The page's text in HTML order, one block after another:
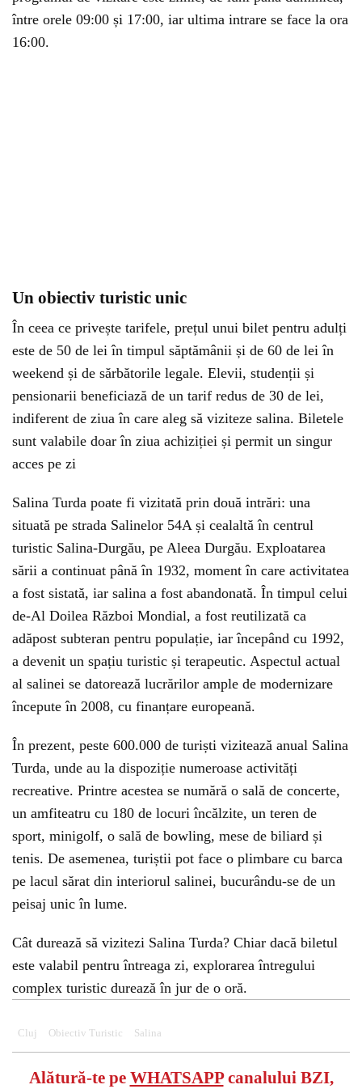
între orele 09:00 și 17:00, iar ultima intrare se face la ora
16:00.
Un obiectiv turistic unic
În ceea ce privește tarifele, prețul unui bilet pentru adulți
este de 50 de lei în timpul săptămânii și de 60 de lei în
weekend și de sărbătorile legale. Elevii, studenții și
pensionarii beneficiază de un tarif redus de 30 de lei,
indiferent de ziua în care aleg să viziteze salina. Biletele
sunt valabile doar în ziua achiziției și permit un singur
acces pe zi
Salina Turda poate fi vizitată prin două intrări: una
situată pe strada Salinelor 54A și cealaltă în centrul
turistic Salina-Durgău, pe Aleea Durgău. Exploatarea
sării a continuat până în 1932, moment în care activitatea
a fost sistată, iar salina a fost abandonată. În timpul celui
de-Al Doilea Război Mondial, a fost reutilizată ca
adăpost subteran pentru populație, iar începând cu 1992,
a devenit un spațiu turistic și terapeutic. Aspectul actual
al salinei se datorează lucrărilor ample de modernizare
începute în 2008, cu finanțare europeană.
În prezent, peste 600.000 de turiști vizitează anual Salina
Turda, unde au la dispoziție numeroase activități
recreative. Printre acestea se numără o sală de concerte,
un amfiteatru cu 180 de locuri încălzite, un teren de
sport, minigolf, o sală de bowling, mese de biliard și
tenis. De asemenea, turiștii pot face o plimbare cu barca
pe lacul sărat din interiorul salinei, bucurându-se de un
peisaj unic în lume.
Cât durează să vizitezi Salina Turda? Chiar dacă biletul
este valabil pentru întreaga zi, explorarea întregului
complex turistic durează în jur de o oră.
Cluj Obiectiv Turistic Salina
Alătură-te pe WHATSAPPcanalului BZI,